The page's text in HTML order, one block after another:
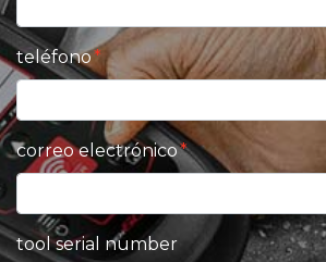
teléfono
correo electrónico
tool serial number